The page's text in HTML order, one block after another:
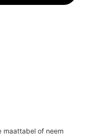
maattabel of neem